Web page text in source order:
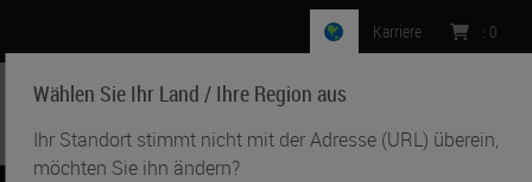
Wählen Sie Ihr Land / Ihre Region aus
Ihr Standort stimmt nicht mit der Adresse (URL) überein,
möchten Sie ihn ändern?
Karriere : 0
MENU